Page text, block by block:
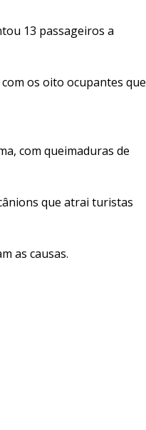
13 passageiros a
os oito ocupantes que
com queimaduras de
que atrai turistas
as causas.